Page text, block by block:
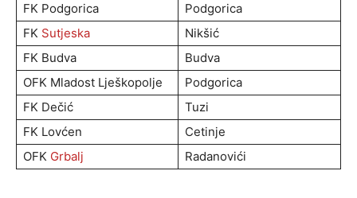
FK Podgorica
Podgorica
FK Sutjeska
Nikšić
FK Budva
Budva
OFK Mladost Lješkopolje
Podgorica
FK Dečić
Tuzi
FK Lovćen
Cetinje
OFK Grbalj Radanovići